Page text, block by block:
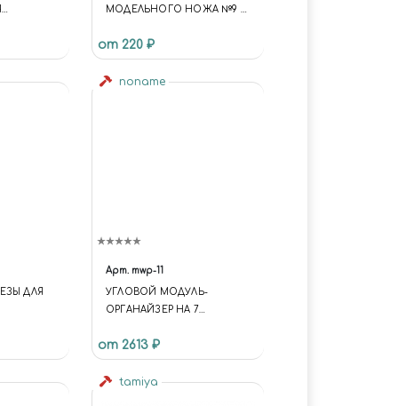
МОДЕЛЬНОГО НОЖА №9 10
от 220 ₽
ДЛЯ
noname
Арт. mwp-11
УГЛОВОЙ МОДУЛЬ-
ОРГАНАЙЗЕР НА 7
от 2613 ₽
tamiya